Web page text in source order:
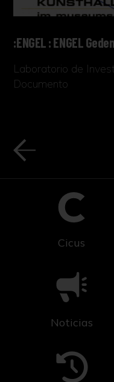
:ENGEL : ENGEL
Laboratorio de
Documento
Cicus
Noticias